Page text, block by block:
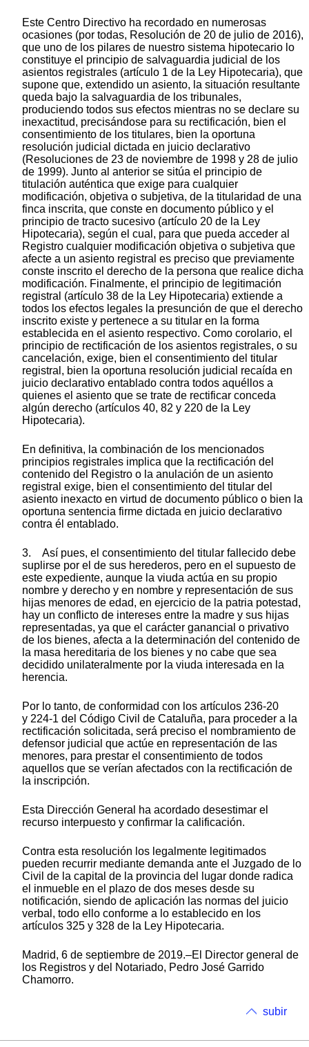
Este Centro Directivo ha recordado en numerosas
ocasiones (por todas, Resolución de 20 de julio de 2016),
que uno de los pilares de nuestro sistema hipotecario lo
constituye el principio de salvaguardia judicial de los
asientos registrales (artículo 1 de la Ley Hipotecaria), que
supone que, extendido un asiento, la situación resultante
queda bajo la salvaguardia de los tribunales,
produciendo todos sus efectos mientras no se declare su
inexactitud, precisándose para su rectificación, bien el
consentimiento de los titulares, bien la oportuna
resolución judicial dictada en juicio declarativo
(Resoluciones de 23 de noviembre de 1998 y 28 de julio
de 1999). Junto al anterior se sitúa el principio de
titulación auténtica que exige para cualquier
modificación, objetiva o subjetiva, de la titularidad de una
finca inscrita, que conste en documento público y el
principio de tracto sucesivo (artículo 20 de la Ley
Hipotecaria), según el cual, para que pueda acceder al
Registro cualquier modificación objetiva o subjetiva que
afecte a un asiento registral es preciso que previamente
conste inscrito el derecho de la persona que realice dicha
modificación. Finalmente, el principio de legitimación
registral (artículo 38 de la Ley Hipotecaria) extiende a
todos los efectos legales la presunción de que el derecho
inscrito existe y pertenece a su titular en la forma
establecida en el asiento respectivo. Como corolario, el
principio de rectificación de los asientos registrales, o su
cancelación, exige, bien el consentimiento del titular
registral, bien la oportuna resolución judicial recaída en
juicio declarativo entablado contra todos aquéllos a
quienes el asiento que se trate de rectificar conceda
algún derecho (artículos 40, 82 y 220 de la Ley
Hipotecaria).
En definitiva, la combinación de los mencionados
principios registrales implica que la rectificación del
contenido del Registro o la anulación de un asiento
registral exige, bien el consentimiento del titular del
asiento inexacto en virtud de documento público o bien la
oportuna sentencia firme dictada en juicio declarativo
contra él entablado.
3. Así pues, el consentimiento del titular fallecido debe
suplirse por el de sus herederos, pero en el supuesto de
este expediente, aunque la viuda actúa en su propio
nombre y derecho y en nombre y representación de sus
hijas menores de edad, en ejercicio de la patria potestad,
hay un conflicto de intereses entre la madre y sus hijas
representadas, ya que el carácter ganancial o privativo
de los bienes, afecta a la determinación del contenido de
la masa hereditaria de los bienes y no cabe que sea
decidido unilateralmente por la viuda interesada en la
herencia.
Por lo tanto, de conformidad con los artículos 236-20
y 224-1 del Código Civil de Cataluña, para proceder a la
rectificación solicitada, será preciso el nombramiento de
defensor judicial que actúe en representación de las
menores, para prestar el consentimiento de todos
aquellos que se verían afectados con la rectificación de
la inscripción.
Esta Dirección General ha acordado desestimar el
recurso interpuesto y confirmar la calificación.
Contra esta resolución los legalmente legitimados
pueden recurrir mediante demanda ante el Juzgado de lo
Civil de la capital de la provincia del lugar donde radica
el inmueble en el plazo de dos meses desde su
notificación, siendo de aplicación las normas del juicio
verbal, todo ello conforme a lo establecido en los
artículos 325 y 328 de la Ley Hipotecaria.
Madrid, 6 de septiembre de 2019.–El Director general de
los Registros y del Notariado, Pedro José Garrido
Chamorro.
subir